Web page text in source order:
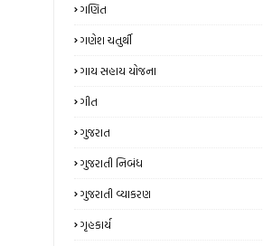
ગણિત
ગણેશ ચતુર્થી
ગાય સહાય યોજના
ગીત
ગુજરાત
ગુજરાતી નિબંધ
ગુજરાતી વ્યાકરણ
ગૃહકાર્ય